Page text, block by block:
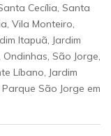
Cecília, Santa
Vila Monteiro,
Itapuã, Jardim
São Jorge,
Líbano, Jardim
São Jorge em